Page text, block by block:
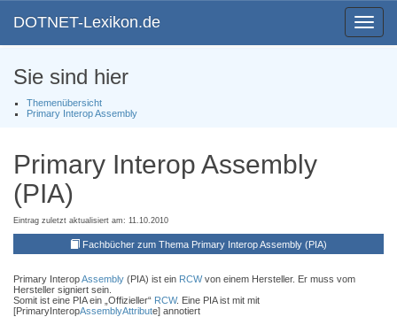
Toggle
DOTNET-Lexikon.de
Sie sind hier
Themenübersicht
Primary Interop Assembly
Primary Interop Assembly
(PIA)
Eintrag zuletzt aktualisiert am: 11.10.2010
Fachbücher zum Thema Primary Interop Assembly (PIA)
Primary InteropAssembly (PIA) ist ein RCWvon einem Hersteller. Er muss vom
Hersteller signiert sein.
Somit ist eine PIA ein „Offizieller“ RCW. Eine PIA ist mit mit
[PrimaryInteropAssemblyAttribute] annotiert